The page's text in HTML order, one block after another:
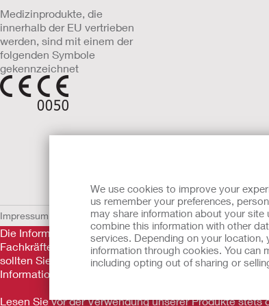
We use cookies to improve your
us remember your preferences,
may share information about your
combine this information with other
services. Depending on your
information through cookies. You can
including opting out of sharing or
Medizinprodukte, die
innerhalb der EU vertrieben
werden, sind mit einem der
folgenden Symbole
gekennzeichnet
Impressum NutzungsbedingungenDatenschutzerklärung
Die Informationen auf dieser Website sind nicht als
Fachkräfte nicht ersetzen. Diese Website sollte auch
sollten Sie sich sofort persönlich in ärztliche
Informationen.
Lesen Sie vor der Verwendung unserer Produkte